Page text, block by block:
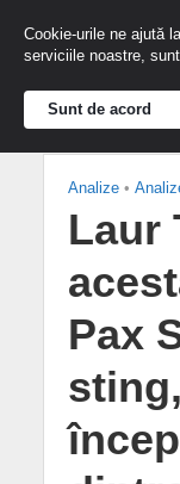
Analize •
Laur
Pax
Cookie-urile ne ajută
serviciile noastre,
Sunt de acord